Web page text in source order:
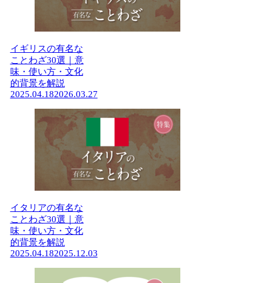
イギリスの有名な
ことわざ30選｜意
味・使い方・文化
的背景を解説
2025.04.182026.03.27
イタリアの有名な
ことわざ30選｜意
味・使い方・文化
的背景を解説
2025.04.182025.12.03